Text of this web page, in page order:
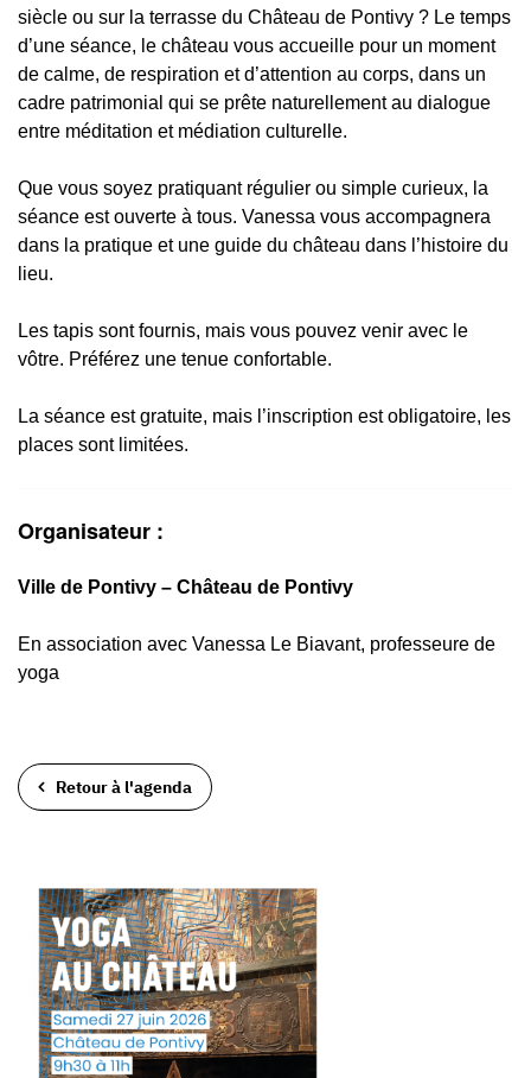
siècle ou sur la terrasse du Château de Pontivy ? Le temps
d’une séance, le château vous accueille pour un moment
de calme, de respiration et d’attention au corps, dans un
cadre patrimonial qui se prête naturellement au dialogue
entre méditation et médiation culturelle.
Que vous soyez pratiquant régulier ou simple curieux, la
séance est ouverte à tous. Vanessa vous accompagnera
dans la pratique et une guide du château dans l’histoire du
lieu.
Les tapis sont fournis, mais vous pouvez venir avec le
vôtre. Préférez une tenue confortable.
La séance est gratuite, mais l’inscription est obligatoire, les
places sont limitées.
Organisateur :
Ville de Pontivy – Château de Pontivy
En association avec Vanessa Le Biavant, professeure de
yoga
Retour à l'agenda